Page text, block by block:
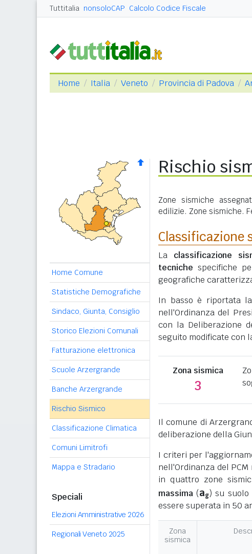
Tuttitalia nonsoloCAP Calcolo Codice Fiscale
Home Italia Veneto Provincia di Padova
Home Comune
Statistiche Demografiche
Sindaco, Giunta, Consiglio
Storico Elezioni Comunali
Fatturazione elettronica
Scuole Arzergrande
Banche Arzergrande
Rischio Sismico
Classificazione Climatica
Comuni Limitrofi
Mappa e Stradario
Speciali
Elezioni Amministrative 2026
Regionali Veneto 2025
Rischio
Zone sismiche
edilizie. Zone sismiche.
Classificazione
La classificazione
tecniche specifiche
geografiche
In basso è riportata la
nell'Ordinanza del
con la Deliberazione
seguito modificate con
Zona sismica
3
Il comune di
deliberazione della
I criteri per
nell'Ordinanza del
in quattro zone
massima (ag) su suolo
essere superata in 50
Zona
sismica